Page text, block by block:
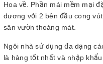
Hoa về. Phần mái mềm mại
dương với 2 bên đầu cong
sân vườn thoáng mát.
Ngôi nhà sử dụng đa dạng
là hàng tốt nhất và nhập